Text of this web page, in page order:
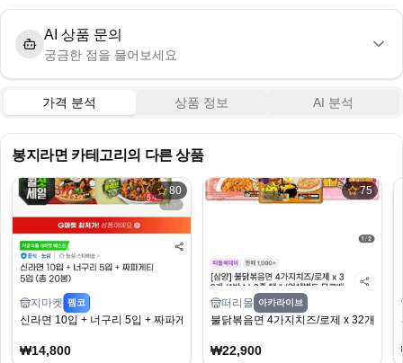
AI 상품 문의
궁금한 점을 물어보세요
가격 분석 상품 정보 AI 분석
봉지라면 카테고리의 다른 상품
80
지마켓 펨코
신라면 10입 + 너구리 5입 + 짜파게티 5입 (총 20봉)
₩14,800
75
떠리몰 아카라이브
불닭볶음면 4가지치즈/로제 x 32개 (1
₩22,900